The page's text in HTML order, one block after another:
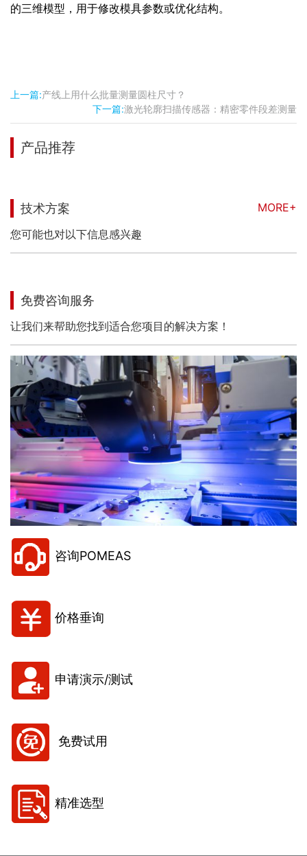
的三维模型，用于修改模具参数或优化结构。
上一篇:产线上用什么批量测量圆柱尺寸？
下一篇:激光轮廓扫描传感器：精密零件段差测量
产品推荐
技术方案
MORE+
您可能也对以下信息感兴趣
免费咨询服务
让我们来帮助您找到适合您项目的解决方案！
咨询POMEAS
价格垂询
申请演示/测试
免费试用
精准选型